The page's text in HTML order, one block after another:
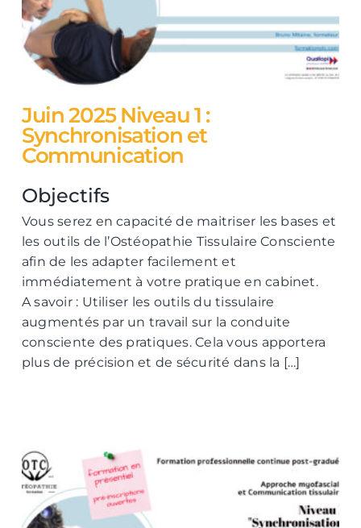
Juin 2025 Niveau 1 :
Synchronisation et
Communication
Objectifs
Vous serez en capacité de maitriser les bases et
les outils de l’Ostéopathie Tissulaire Consciente
afin de les adapter facilement et
immédiatement à votre pratique en cabinet.
A savoir : Utiliser les outils du tissulaire
augmentés par un travail sur la conduite
consciente des pratiques. Cela vous apportera
plus de précision et de sécurité dans la […]